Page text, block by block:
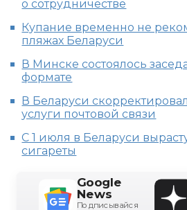
о сотрудничестве
Купание временно не
пляжах Беларуси
В Минске состоялось
формате
В Беларуси
услуги почтовой связи
С 1 июля в Беларуси
сигареты
Google
News
Подписывайся